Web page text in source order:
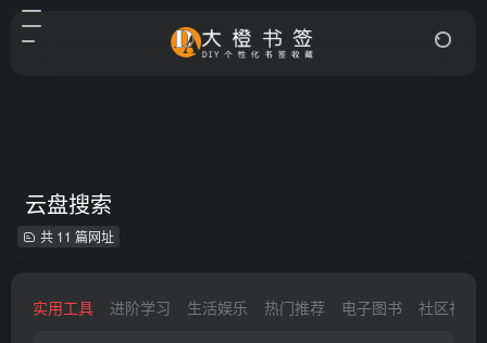
云盘搜索
共 11 篇网址
实用工具 进阶学习 生活娱乐 热门推荐 电子图书 社区社交